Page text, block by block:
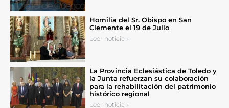
Homilía del Sr. Obispo en San
Clemente el 19 de Julio
Leer noticia »
La Provincia Eclesiástica de Toledo y
la Junta refuerzan su colaboración
para la rehabilitación del patrimonio
histórico regional
Leer noticia »